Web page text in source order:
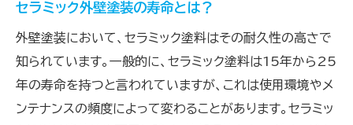
セラミック外壁塗装の寿命とは？
外壁塗装において、セラミック塗料はその耐久性の高さで
知られています。一般的に、セラミック塗料は15年から25
年の寿命を持つと言われていますが、これは使用環境やメ
ンテナンスの頻度によって変わることがあります。セラミッ